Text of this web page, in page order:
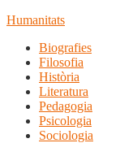
Humanitats
Biografies
Filosofia
Història
Literatura
Pedagogia
Psicologia
Sociologia